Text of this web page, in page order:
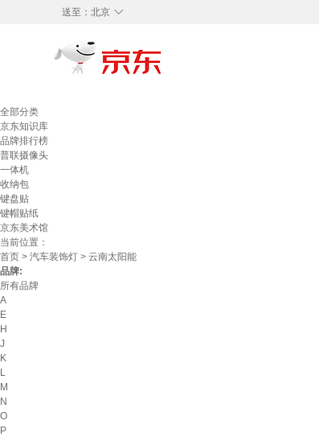
◇
送至： 北京
全部分类
京东知识库
品牌排行榜
普联摄像头
一体机
收纳包
键盘贴
键帽贴纸
京东美术馆
当前位置：
首页 > 汽车装饰灯 > 云南太阳能
品牌:
所有品牌
A
E
H
J
K
L
M
N
O
P